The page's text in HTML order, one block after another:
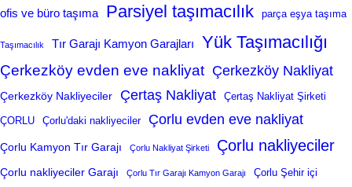
ofis ve büro taşıma Parsiyel taşımacılık parça eşya taşıma
Taşımacılık Tır Garajı Kamyon Garajları Yük Taşımacılığı
Çerkezköy evden eve nakliyat Çerkezköy Nakliyat
Çerkezköy Nakliyeciler Çertaş Nakliyat Çertaş Nakliyat Şirketi
ÇORLU Çorlu'daki nakliyeciler Çorlu evden eve nakliyat
Çorlu Kamyon Tır Garajı Çorlu Nakliyat Şirketi Çorlu nakliyeciler
Çorlu nakliyeciler Garajı Çorlu Tır Garajı Kamyon Garajı Çorlu Şehir içi